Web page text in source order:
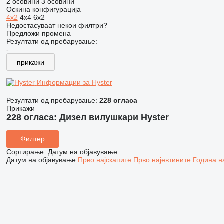
Оскина конфигурација
4x2 4x4 6x2
Недостасуваат некои филтри?
Предложи промена
Резултати од пребарување:
-
прикажи
Информации за Hyster
Резултати од пребарување: 228 огласа
Прикажи
228 огласа: Дизел вилушкари Hyster
Филтер
Сортирање: Датум на објавување
Датум на објавување Прво најскапите Прво најевтините Година